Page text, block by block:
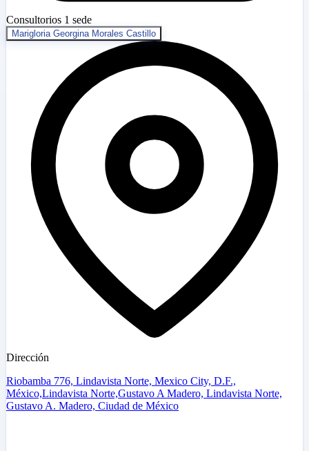
Consultorios 1 sede
Marigloria Georgina Morales Castillo
Dirección
Riobamba 776, Lindavista Norte, Mexico City, D.F.,
México,Lindavista Norte,Gustavo A Madero, Lindavista Norte,
Gustavo A. Madero, Ciudad de México